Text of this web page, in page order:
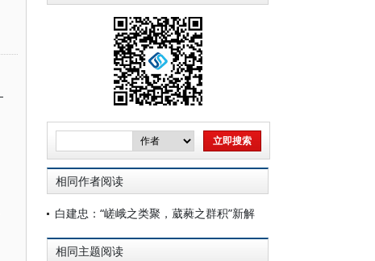
相同作者阅读
白建忠：“嵯峨之类聚，葳蕤之群积”新解
相同主题阅读